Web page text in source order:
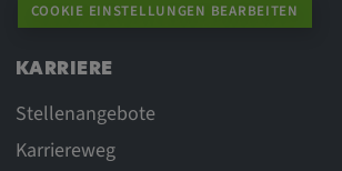
COOKIE EINSTELLUNGEN BEARBEITEN
KARRIERE
Stellenangebote
Karriereweg